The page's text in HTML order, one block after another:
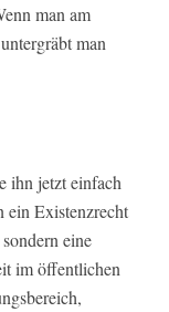
man am
man
ihn jetzt einfach
ein Existenzrecht
eine
im öffentlichen